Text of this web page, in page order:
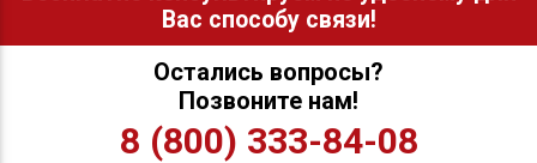
Вас способу связи!
Остались вопросы?
Позвоните нам!
8 (800) 333-84-08